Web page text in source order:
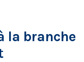
la branche